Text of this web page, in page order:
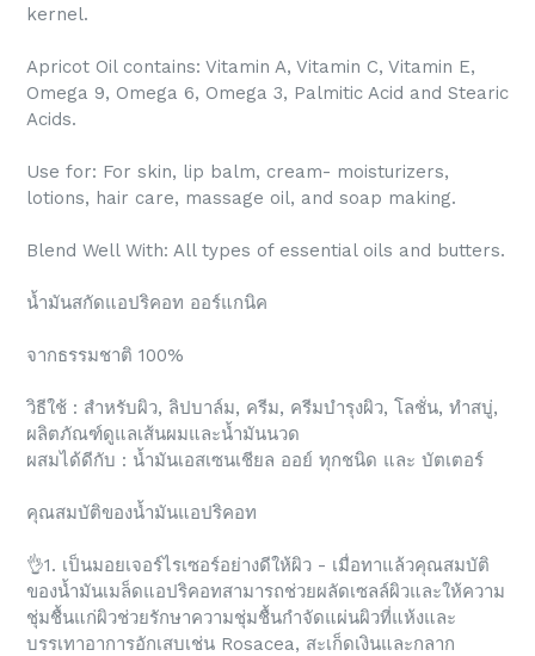
kernel.
Apricot Oil contains: Vitamin A, Vitamin C, Vitamin E,
Omega 9, Omega 6, Omega 3, Palmitic Acid and Stearic
Acids.
Use for: For skin, lip balm, cream- moisturizers,
lotions, hair care, massage oil, and soap making.
Blend Well With: All types of essential oils and butters.
น้ำมันสกัดแอปริคอท ออร์แกนิค
จากธรรมชาติ 100%
วิธีใช้ : สำหรับผิว, ลิปบาล์ม, ครีม, ครีมบำรุงผิว, โลชั่น, ทำสบู่,
ผลิตภัณฑ์ดูแลเส้นผมและน้ำมันนวด
ผสมได้ดีกับ : น้ำมันเอสเซนเชียล ออย์ ทุกชนิด และ บัตเตอร์
คุณสมบัติของน้ำมันแอปริคอท
👌1. เป็นมอยเจอร์ไรเซอร์อย่างดีให้ผิว - เมื่อทาแล้วคุณสมบัติ
ของน้ำมันเมล็ดแอปริคอทสามารถช่วยผลัดเซลล์ผิวและให้ความ
ชุ่มชื้นแก่ผิวช่วยรักษาความชุ่มชื้นกำจัดแผ่นผิวที่แห้งและ
บรรเทาอาการอักเสบเช่น Rosacea, สะเก็ดเงินและกลาก